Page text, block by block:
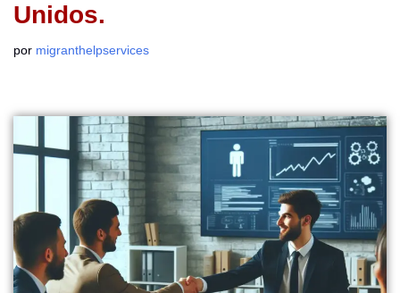
Unidos.
por migranthelpservices